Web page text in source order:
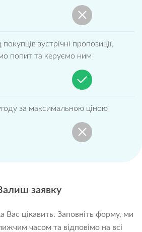
зустрічні пропозиції,
попит та керуємо ним
за максимальною ціною
заявку
Вас цікавить. Заповніть форму, ми
часом та відповімо на всі